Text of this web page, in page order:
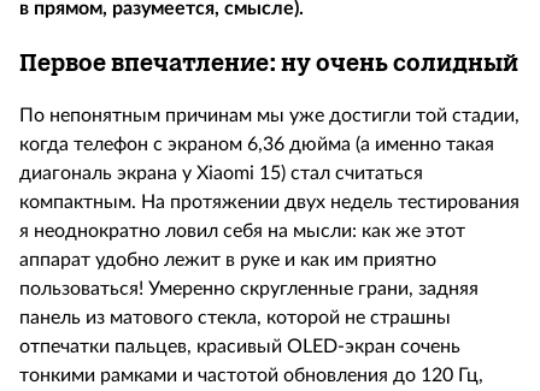
в прямом, разумеется, смысле).
Первое впечатление: ну очень солидный
По непонятным причинам мы уже достигли той стадии,
когда телефон с экраном 6,36 дюйма (а именно такая
диагональ экрана у Xiaomi 15) стал считаться
компактным. На протяжении двух недель тестирования
я неоднократно ловил себя на мысли: как же этот
аппарат удобно лежит в руке и как им приятно
пользоваться! Умеренно скругленные грани, задняя
панель из матового стекла, которой не страшны
отпечатки пальцев, красивый OLED-экран сочень
тонкими рамками и частотой обновления до 120 Гц,